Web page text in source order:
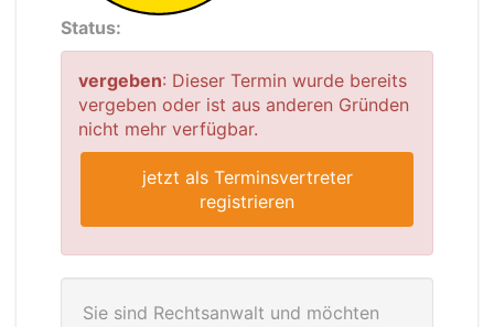
Status:
vergeben: Dieser Termin wurde bereits
vergeben oder ist aus anderen Gründen
nicht mehr verfügbar.
jetzt als Terminsvertreter
registrieren
Sie sind Rechtsanwalt und möchten